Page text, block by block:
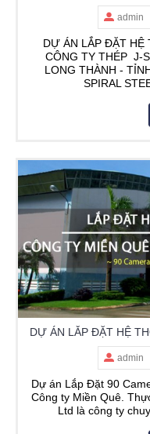
admin
DỰ ÁN LẮP ĐẶT HỆ
CÔNG TY THÉP J-
LONG THÀNH -
SPIRAL
admin
Dự án Lắp Đặt 90
Công ty Miền Quê.
Ltd là công ty